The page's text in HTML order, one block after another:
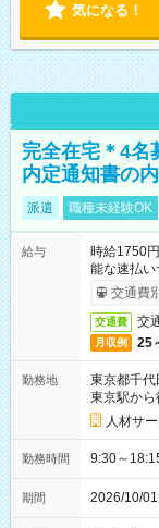
気になる！
完全在宅＊4名
内定通知書の
派遣 職種未経験OK
給与
時給1750
能な速払い
交通費
交通費 交
月収例 25
勤務地
東京都千代
東京駅か
人材サ
勤務時間 9:30～
期間 2026/10/